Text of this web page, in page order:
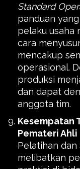
Standard
panduan
pelaku usaha
cara
mencakup
operasional.
produksi
dan dapat
anggota tim.
Kesempatan
Pemateri Ahli
Pelatihan
melibatkan